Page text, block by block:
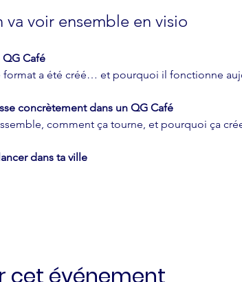
va voir ensemble en visio
QG Café
format a été créé… et pourquoi il fonctionne
concrètement dans un QG Café
comment ça tourne, et pourquoi ça
dans ta ville